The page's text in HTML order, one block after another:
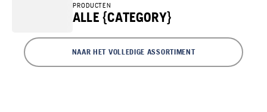
PRODUCTEN
ALLE {CATEGORY}
NAAR HET VOLLEDIGE ASSORTIMENT